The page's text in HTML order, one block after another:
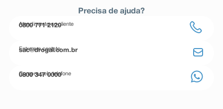
Precisa de ajuda?
Atendimento ao cliente
0800 771 2120
Entre em contato
sac@drogal.com.br
Compre pelo telefone
0800 347 0000